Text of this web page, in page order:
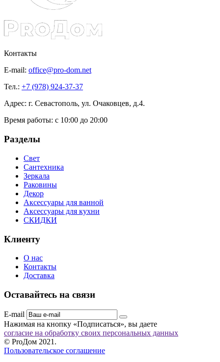
Контакты
E-mail: office@pro-dom.net
Тел.: +7 (978) 924-37-37
Адрес: г. Севастополь, ул. Очаковцев, д.4.
Время работы: с 10:00 до 20:00
Разделы
Свет
Сантехника
Зеркала
Раковины
Декор
Аксессуары для ванной
Аксессуары для кухни
СКИДКИ
Клиенту
О нас
Контакты
Доставка
Оставайтесь на связи
E-mail
Нажимая на кнопку «Подписаться», вы даете
согласие на обработку своих персональных данных
© ProДом 2021.
Пользовательское соглашение